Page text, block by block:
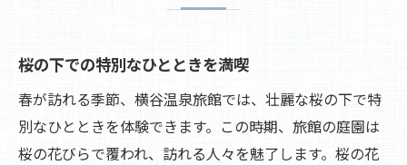
桜の下での特別なひとときを満喫
春が訪れる季節、横谷温泉旅館では、壮麗な桜の下で特
別なひとときを体験できます。この時期、旅館の庭園は
桜の花びらで覆われ、訪れる人々を魅了します。桜の花